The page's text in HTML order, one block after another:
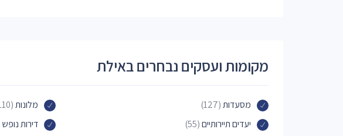
מקומות ועסקים נבחרים באילת
מסעדות(127) מלונות(110)
יעדים תיירותיים(55) דירות נופש